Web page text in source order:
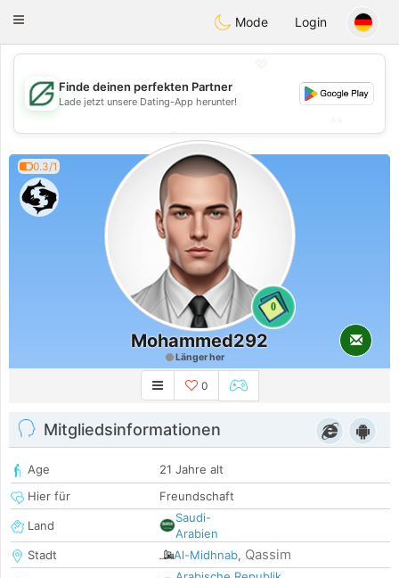
Dating
Toggle
Mode Login
💖
💕
Finde deinen perfekten Partner
Lade jetzt unsere Dating-App herunter!
0.3/1
0
Mohammed292
Länger her
0
Mitgliedsinformationen
Age
21 Jahre alt
Hier für
Freundschaft
Land
Saudi-
Arabien
Stadt
Al-Midhnab, Qassim